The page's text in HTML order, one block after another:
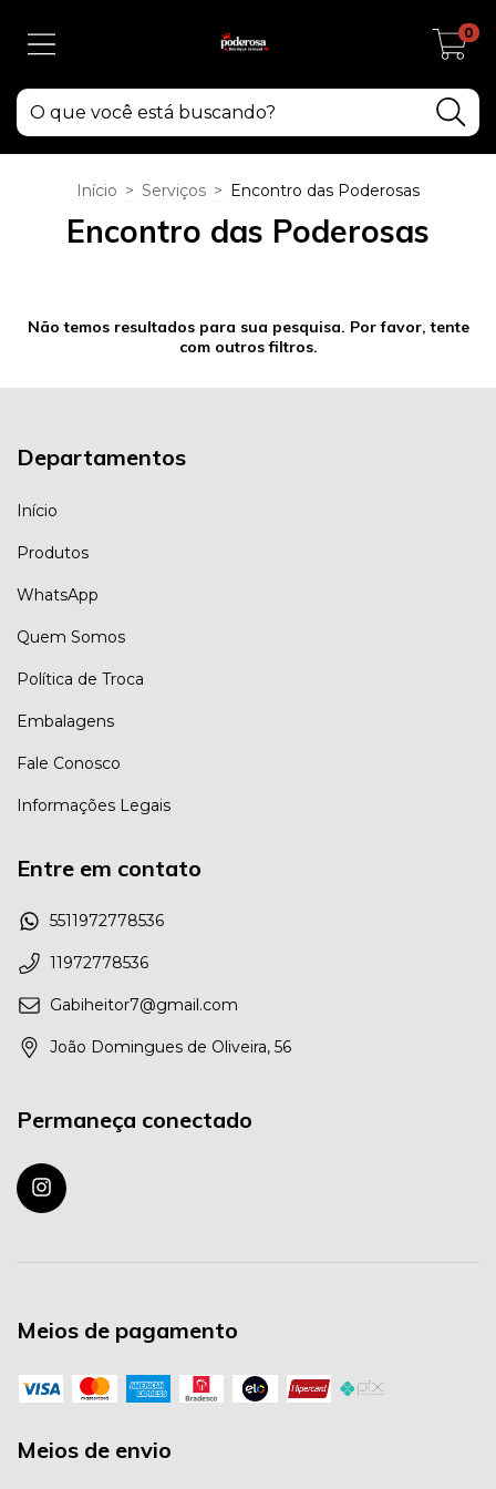
0
Início > Serviços > Encontro das Poderosas
Encontro das Poderosas
Não temos resultados para sua pesquisa. Por favor, tente
com outros filtros.
Departamentos
Início
Produtos
WhatsApp
Quem Somos
Política de Troca
Embalagens
Fale Conosco
Informações Legais
Entre em contato
5511972778536
11972778536
Gabiheitor7@gmail.com
João Domingues de Oliveira, 56
Permaneça conectado
Meios de pagamento
Meios de envio